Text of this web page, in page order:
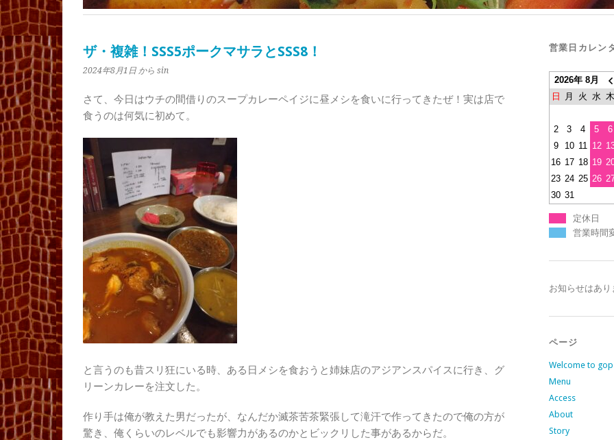
ザ・複雑！SSS5ポークマサラとSSS8！
2024年8月1日 から sin
さて、今日はウチの間借りのスープカレーペイジに昼メシを食いに行ってきたぜ！実は店で
食うのは何気に初めて。
と言うのも昔スリ狂にいる時、ある日メシを食おうと姉妹店のアジアンスパイスに行き、グ
リーンカレーを注文した。
作り手は俺が教えた男だったが、なんだか滅茶苦茶緊張して滝汗で作ってきたので俺の方が
驚き、俺くらいのレベルでも影響力があるのかとビックリした事があるからだ。
営業日カレン
2026年 8月
日
月 火 水
2 3 4 5
6
9
10 11 12
16 17 18 19
23 24 25 26
30 31
定休日
営業時間
お知らせはあり
ページ
Welcome to gop
Menu
Access
About
Story